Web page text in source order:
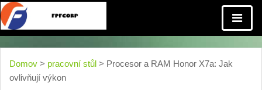
Domov > pracovní stůl > Procesor a RAM Honor X7a: Jak
ovlivňují výkon